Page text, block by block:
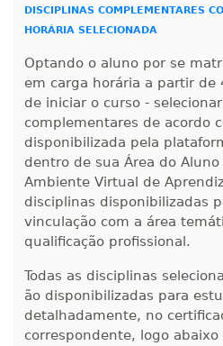
DISCIPLINAS COMPLEMENTARES
HORÁRIA SELECIONADA
Optando o aluno por se
em carga horária a partir de
de iniciar o curso -
complementares de acordo
disponibilizada pela
dentro de sua Área do Aluno
Ambiente Virtual de
disciplinas disponibilizadas
vinculação com a área
qualificação profissional.
Todas as disciplinas
ão disponibilizadas para
detalhadamente, no
correspondente, logo